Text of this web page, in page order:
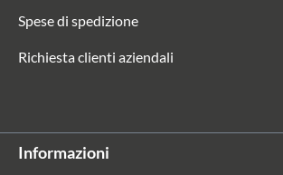
Spese di spedizione
Richiesta clienti aziendali
Informazioni